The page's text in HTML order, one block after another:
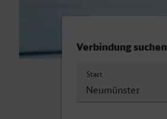
Verbindung suchen
Start